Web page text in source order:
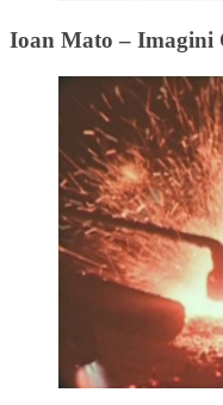
Ioan Mato – Imagini